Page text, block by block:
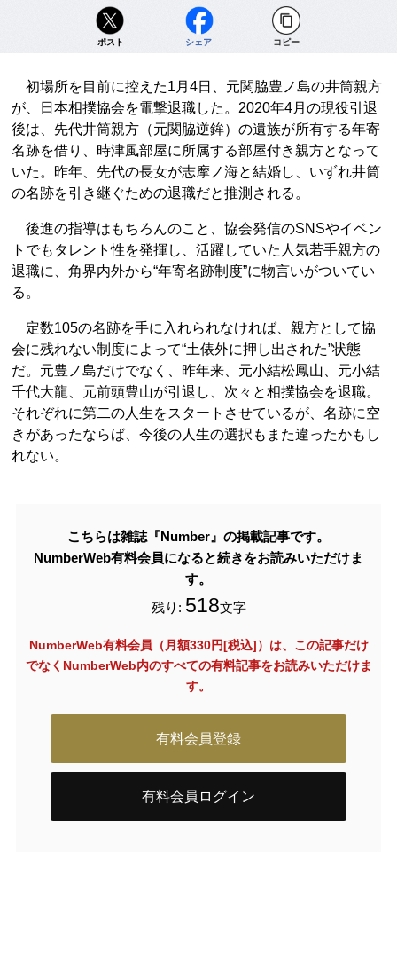
ポスト シェア コピー
初場所を目前に控えた1月4日、元関脇豊ノ島の井筒親方
が、日本相撲協会を電撃退職した。2020年4月の現役引退
後は、先代井筒親方（元関脇逆鉾）の遺族が所有する年寄
名跡を借り、時津風部屋に所属する部屋付き親方となって
いた。昨年、先代の長女が志摩ノ海と結婚し、いずれ井筒
の名跡を引き継ぐための退職だと推測される。
後進の指導はもちろんのこと、協会発信のSNSやイベン
トでもタレント性を発揮し、活躍していた人気若手親方の
退職に、角界内外から“年寄名跡制度”に物言いがついてい
る。
定数105の名跡を手に入れられなければ、親方として協
会に残れない制度によって“土俵外に押し出された”状態
だ。元豊ノ島だけでなく、昨年来、元小結松鳳山、元小結
千代大龍、元前頭豊山が引退し、次々と相撲協会を退職。
それぞれに第二の人生をスタートさせているが、名跡に空
きがあったならば、今後の人生の選択もまた違ったかもし
れない。
こちらは雑誌『Number』の掲載記事です。
NumberWeb有料会員になると続きをお読みいただけま
す。
残り: 518文字
NumberWeb有料会員（月額330円[税込]）は、この記事だけ
でなく NumberWeb内のすべての有料記事をお読みいただけま
す。
有料会員登録
有料会員ログイン